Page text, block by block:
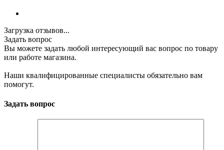
Загрузка отзывов...
Задать вопрос
Вы можете задать любой интересующий вас вопрос по товару
или работе магазина.
Наши квалифицированные специалисты обязательно вам
помогут.
Задать вопрос